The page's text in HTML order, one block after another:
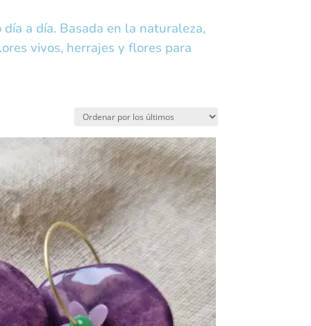
a día. Basada en la naturaleza,
vivos, herrajes y flores para